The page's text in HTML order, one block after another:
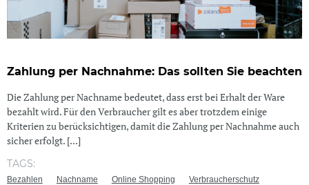
Zahlung per Nachnahme: Das sollten Sie beachten
Die Zahlung per Nachname bedeutet, dass erst bei Erhalt der Ware
bezahlt wird. Für den Verbraucher gilt es aber trotzdem einige
Kriterien zu berücksichtigen, damit die Zahlung per Nachnahme auch
sicher erfolgt. [...]
TAGS:
Bezahlen Nachname Online Shopping
Verbraucherschutz